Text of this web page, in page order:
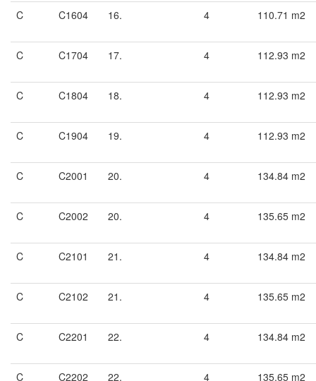
C C1604 16. 4 110.71 m2
C C1704 17. 4 112.93 m2
C C1804 18. 4 112.93 m2
C C1904 19. 4 112.93 m2
C C2001 20. 4 134.84 m2
C C2002 20. 4 135.65 m2
C C2101 21. 4 134.84 m2
C C2102 21. 4 135.65 m2
C C2201 22. 4 134.84 m2
C C2202 22. 4 135.65 m2